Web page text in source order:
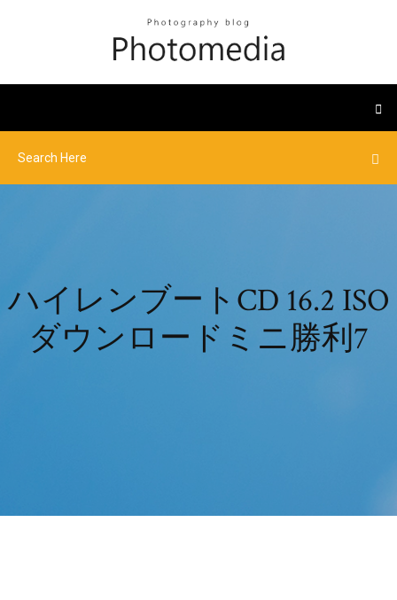
ハイレンブートCD 16.2 ISO
ダウンロードミニ勝利7